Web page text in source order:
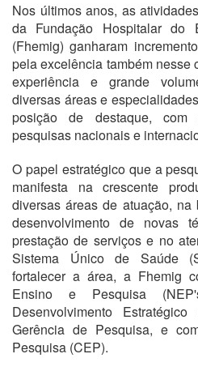
Nos últimos anos, as
da Fundação Hospitalar do
(Fhemig) ganharam
pela excelência também nesse
experiência e grande
diversas áreas e
posição de destaque, com
pesquisas nacionais e
O papel estratégico que a
manifesta na crescente
diversas áreas de atuação,
desenvolvimento de novas
prestação de serviços e no
Sistema Único de Saúde
fortalecer a área, a Fhemig
Ensino e Pesquisa
Desenvolvimento
Gerência de Pesquisa, e
Pesquisa (CEP).